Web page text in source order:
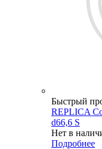
Быстрый
REPLICA
d66,6 S
Нет в
Подробнее